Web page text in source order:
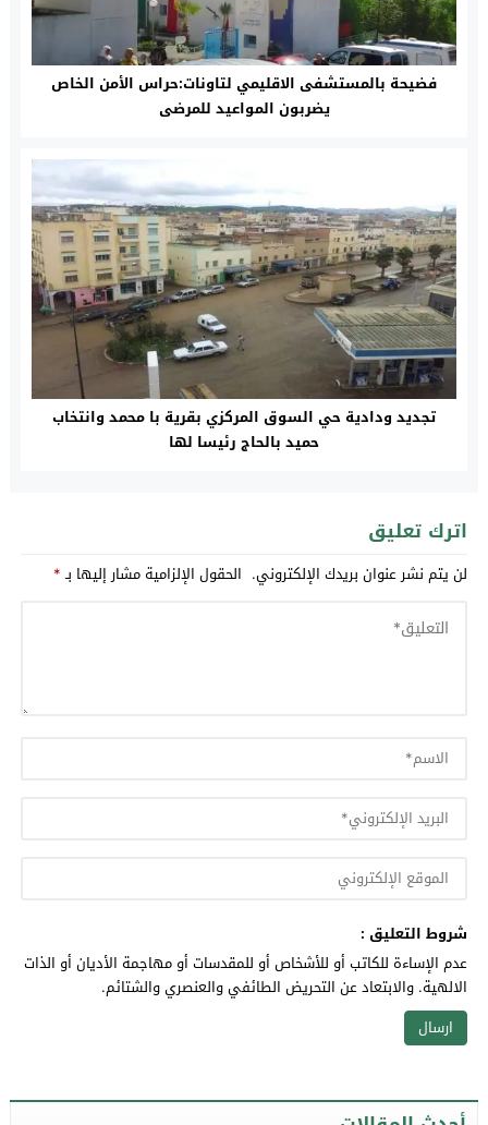
فضيحة بالمستشفى الاقليمي لتاونات:حراس الأمن الخاص
يضربون المواعيد للمرضى
تجديد ودادية حي السوق المركزي بقرية با محمد وانتخاب
حميد بالحاج رئيسا لها
اترك تعليق
لن يتم نشر عنوان بريدك الإلكتروني. الحقول الإلزامية مشار إليها بـ*
شروط التعليق :
عدم الإساءة للكاتب أو للأشخاص أو للمقدسات أو مهاجمة الأديان أو الذات
الالهية. والابتعاد عن التحريض الطائفي والعنصري والشتائم.